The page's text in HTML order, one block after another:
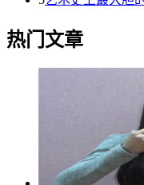
热门文章